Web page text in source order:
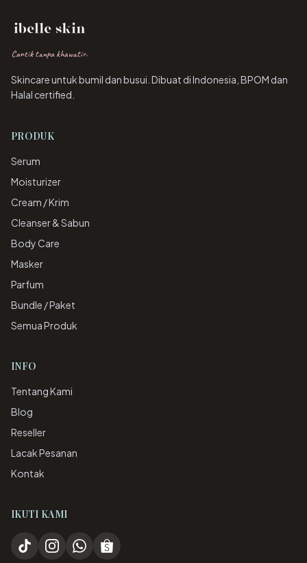
Cantik tanpa khawatir.
Skincare untuk bumil dan busui. Dibuat di Indonesia, BPOM dan
Halal certified.
PRODUK
Serum
Moisturizer
Cream / Krim
Cleanser & Sabun
Body Care
Masker
Parfum
Bundle / Paket
Semua Produk
INFO
Tentang Kami
Blog
Reseller
Lacak Pesanan
Kontak
IKUTI KAMI